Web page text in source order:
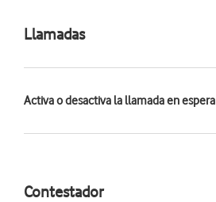
Llamadas
Activa o desactiva la llamada en espera
Contestador